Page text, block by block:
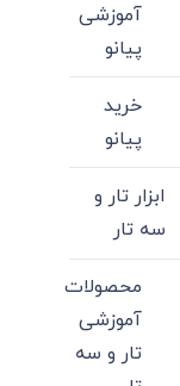
آموزشی
پیانو
خرید
پیانو
ابزار تار و
سه تار
محصولات
آموزشی
تار و سه